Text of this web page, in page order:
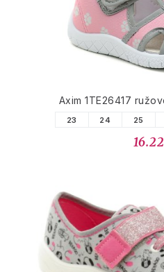
Axim 1TE26417
23 24 25